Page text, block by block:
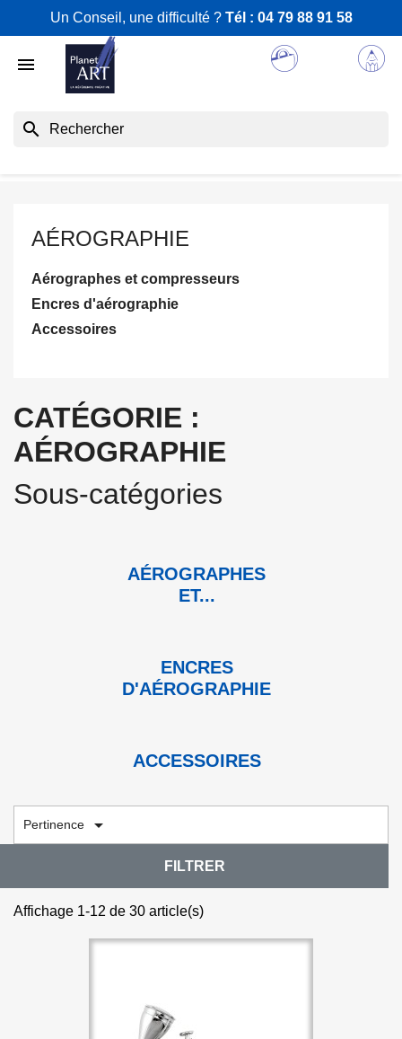
Un Conseil, une difficulté ? Tél : 04 79 88 91 58

search
AÉROGRAPHIE
Aérographes et compresseurs
Encres d'aérographie
Accessoires
CATÉGORIE :
AÉROGRAPHIE
Sous-catégories
AÉROGRAPHES
ET...
ENCRES
D'AÉROGRAPHIE
ACCESSOIRES
Pertinence 
FILTRER
Affichage 1-12 de 30 article(s)